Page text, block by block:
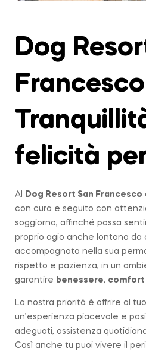
Dog
felicità
Al Dog Resort San Francesco
con cura e seguito con
soggiorno, affinché possa
proprio agio anche lontano da
accompagnato nella sua
rispetto e pazienza, in un
garantire benessere, comfort
La nostra priorità è offrire al
un’esperienza piacevole e
adeguati, assistenza
Così anche tu puoi vivere il